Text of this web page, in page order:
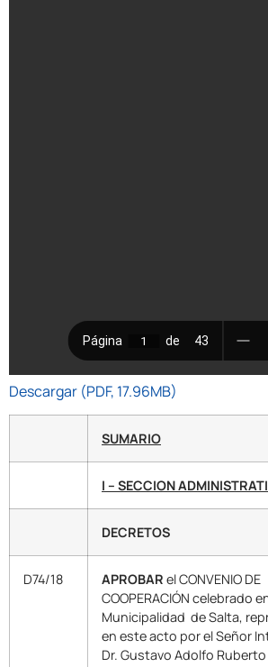
Descargar (PDF, 17.96MB)
SUMARIO
I – SECCION
DECRETOS
D74/18 APROBAR el CONVENIO DE
COOPERACIÓN celebrado
Municipalidad de Salta,
en este acto por el Señor
Dr. Gustavo Adolfo